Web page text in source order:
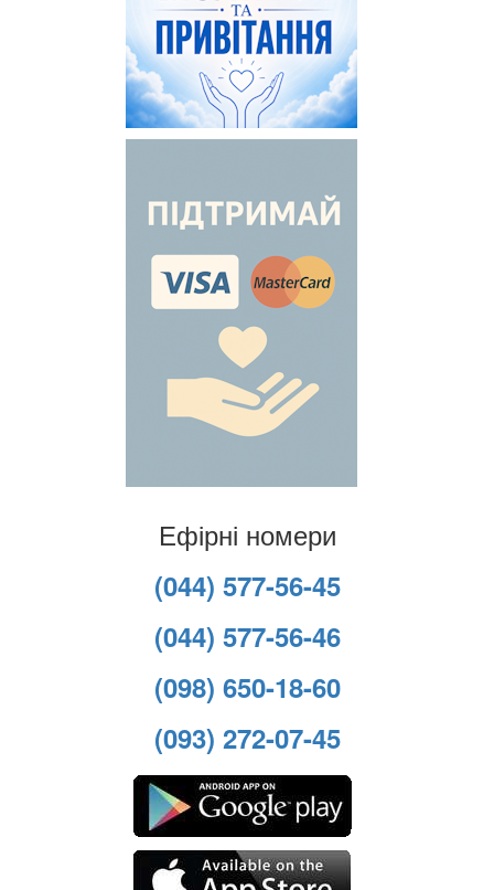
Ефірні номери
(044) 577-56-45
(044) 577-56-46
(098) 650-18-60
(093) 272-07-45